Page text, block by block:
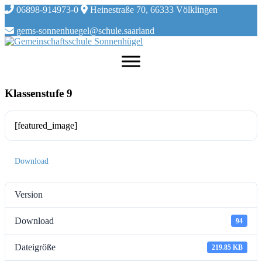
Skip
content
06898-914973-0 Heinestraße 70, 66333 Völklingen
gems-sonnenhuegel@schule.saarland
Klassenstufe 9
[featured_image]
Download
Version
Download 94
Dateigröße 219.85 KB